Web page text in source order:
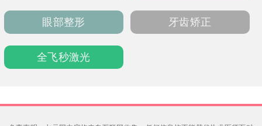
眼部整形 牙齿矫正
全飞秒激光